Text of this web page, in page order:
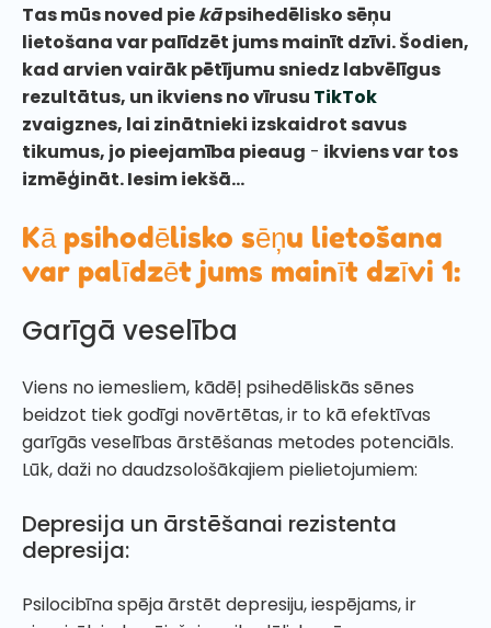
Tas mūs noved piekāpsihedēlisko sēņu
lietošana var palīdzēt jums mainīt dzīvi. Šodien,
kad arvien vairāk pētījumu sniedz labvēlīgus
rezultātus, un ikviens no vīrusu TikTok
zvaigznes, lai zinātnieki izskaidrot savus
tikumus, jo pieejamība pieaug - ikviens var tos
izmēģināt. Iesim iekšā...
Kā psihodēlisko sēņu lietošana
var palīdzēt jums mainīt dzīvi 1:
Garīgā veselība
Viens no iemesliem, kādēļ psihedēliskās sēnes
beidzot tiek godīgi novērtētas, ir to kā efektīvas
garīgās veselības ārstēšanas metodes potenciāls.
Lūk, daži no daudzsološākajiem pielietojumiem:
Depresija un ārstēšanai rezistenta
depresija:
Psilocibīna spēja ārstēt depresiju, iespējams, ir